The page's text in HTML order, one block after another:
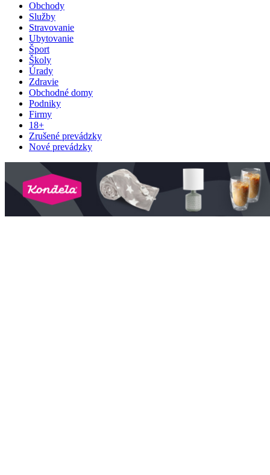
Obchody
Služby
Stravovanie
Ubytovanie
Šport
Školy
Úrady
Zdravie
Obchodné domy
Podniky
Firmy
18+
Zrušené prevádzky
Nové prevádzky